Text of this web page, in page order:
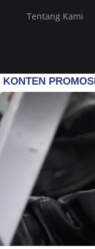
Tentang Kami